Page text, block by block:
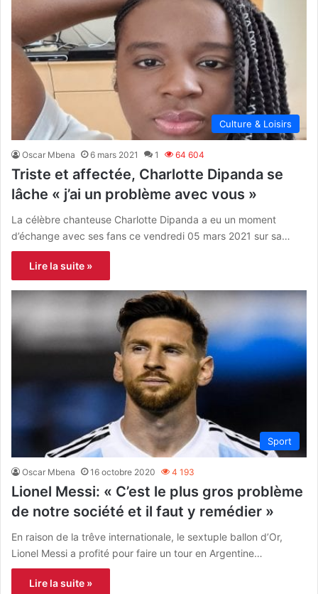
Culture & Loisirs
Oscar Mbena 6 mars 2021 1 64 604
Triste et affectée, Charlotte Dipanda se
lâche « j’ai un problème avec vous »
La célèbre chanteuse Charlotte Dipanda a eu un moment
d’échange avec ses fans ce vendredi 05 mars 2021 sur sa…
Lire la suite »
Sport
Oscar Mbena 16 octobre 2020 4 193
Lionel Messi: « C’est le plus gros problème
de notre société et il faut y remédier »
En raison de la trêve internationale, le sextuple ballon d’Or,
Lionel Messi a profité pour faire un tour en Argentine…
Lire la suite »